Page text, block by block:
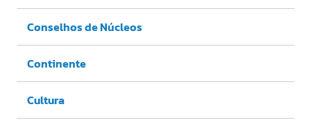
Conselhos de Núcleos
Continente
Cultura